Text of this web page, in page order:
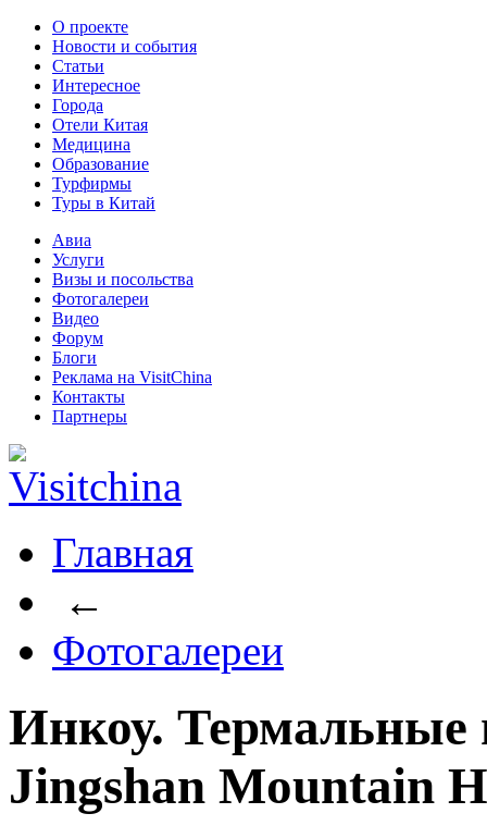
О проекте
Новости и события
Статьи
Интересное
Города
Отели Китая
Медицина
Образование
Турфирмы
Туры в Китай
Авиа
Услуги
Визы и посольства
Фотогалереи
Видео
Форум
Блоги
Реклама на VisitChina
Контакты
Партнеры
Главная
←
Фотогалереи
Инкоу. Термальные
Jingshan Mountain